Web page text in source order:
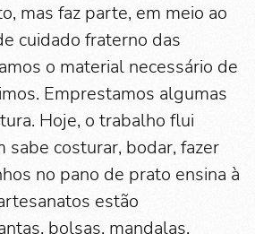
mas faz parte, em meio ao
cuidado fraterno das
o material necessário de
Emprestamos algumas
Hoje, o trabalho flui
sabe costurar, bodar, fazer
no pano de prato ensina à
estão
bolsas, mandalas,